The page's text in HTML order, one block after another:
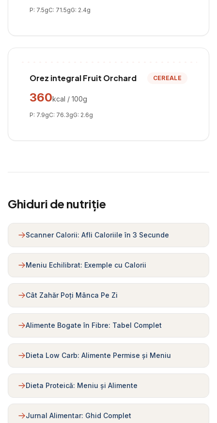
P: 7.5gC: 71.5gG: 2.4g
Orez integral Fruit Orchard CEREALE
360kcal / 100g
P: 7.9gC: 76.3gG: 2.6g
Ghiduri de nutriție
Scanner Calorii: Afli Caloriile în 3 Secunde
Meniu Echilibrat: Exemple cu Calorii
Cât Zahăr Poți Mânca Pe Zi
Alimente Bogate în Fibre: Tabel Complet
Dieta Low Carb: Alimente Permise și Meniu
Dieta Proteică: Meniu și Alimente
Jurnal Alimentar: Ghid Complet